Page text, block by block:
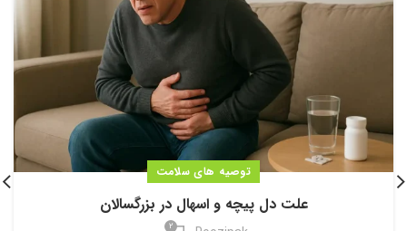
توصیه های سلامت
علت دل پیچه و اسهال در بزرگسالان
2